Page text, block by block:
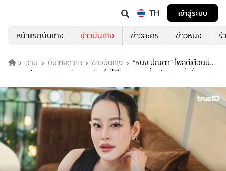
TH
เข้าสู่ระบบ
หน้าแรกบันเทิง
ข่าวบันเทิง ข่าวละคร ข่าวหนัง รี
อ่าน บันเทิงดารา ข่าวบันเทิง
“หนิง ปณิตา” โพสต์เตือนมี
คนแอบอ้างสนิทตน อย่าหลงเชื่อ ลั่นให้โอกาส 3 ครั้งแล้ว รอบนี้ครั้ง